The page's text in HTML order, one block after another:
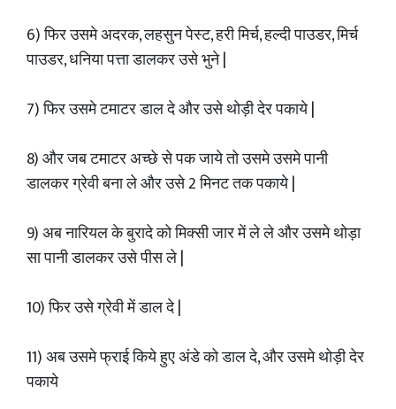
6) फिर उसमे अदरक, लहसुन पेस्ट, हरी मिर्च, हल्दी पाउडर, मिर्च
पाउडर, धनिया पत्ता डालकर उसे भुने |
7) फिर उसमे टमाटर डाल दे और उसे थोड़ी देर पकाये |
8) और जब टमाटर अच्छे से पक जाये तो उसमे उसमे पानी
डालकर ग्रेवी बना ले और उसे 2 मिनट तक पकाये |
9) अब नारियल के बुरादे को मिक्सी जार में ले ले और उसमे थोड़ा
सा पानी डालकर उसे पीस ले |
10) फिर उसे ग्रेवी में डाल दे |
11) अब उसमे फ्राई किये हुए अंडे को डाल दे, और उसमे थोड़ी देर
पकाये